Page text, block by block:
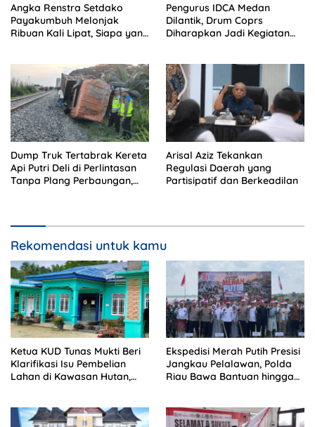
Angka Renstra Setdako
Payakumbuh Melonjak
Ribuan Kali Lipat, Siapa yang
Pengurus IDCA Medan
Dilantik, Drum Coprs
Diharapkan Jadi Kegiatan
Dump Truk Tertabrak Kereta
Api Putri Deli di Perlintasan
Tanpa Plang Perbaungan,
Arisal Aziz Tekankan
Regulasi Daerah yang
Partisipatif dan Berkeadilan
Rekomendasi untuk kamu
Ketua KUD Tunas Mukti Beri
Klarifikasi Isu Pembelian
Lahan di Kawasan Hutan,
Ekspedisi Merah Putih Presisi
Jangkau Pelalawan, Polda
Riau Bawa Bantuan hingga